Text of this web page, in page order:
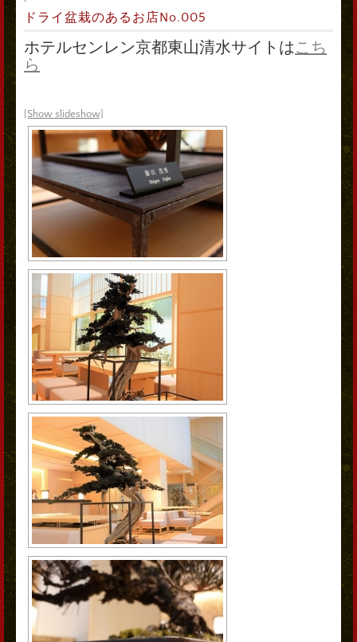
ドライ盆栽のあるお店No.005
ホテルセンレン京都東山清水サイトはこち
ら
[Show slideshow]